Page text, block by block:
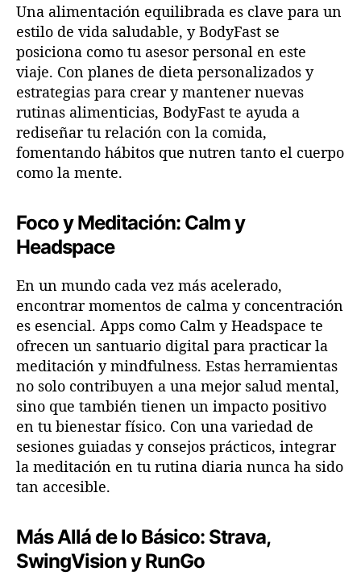
Una alimentación equilibrada es clave para un
estilo de vida saludable, y BodyFast se
posiciona como tu asesor personal en este
viaje. Con planes de dieta personalizados y
estrategias para crear y mantener nuevas
rutinas alimenticias, BodyFast te ayuda a
rediseñar tu relación con la comida,
fomentando hábitos que nutren tanto el cuerpo
como la mente.
Foco y Meditación: Calm y
Headspace
En un mundo cada vez más acelerado,
encontrar momentos de calma y concentración
es esencial. Apps como Calm y Headspace te
ofrecen un santuario digital para practicar la
meditación y mindfulness. Estas herramientas
no solo contribuyen a una mejor salud mental,
sino que también tienen un impacto positivo
en tu bienestar físico. Con una variedad de
sesiones guiadas y consejos prácticos, integrar
la meditación en tu rutina diaria nunca ha sido
tan accesible.
Más Allá de lo Básico: Strava,
SwingVision y RunGo